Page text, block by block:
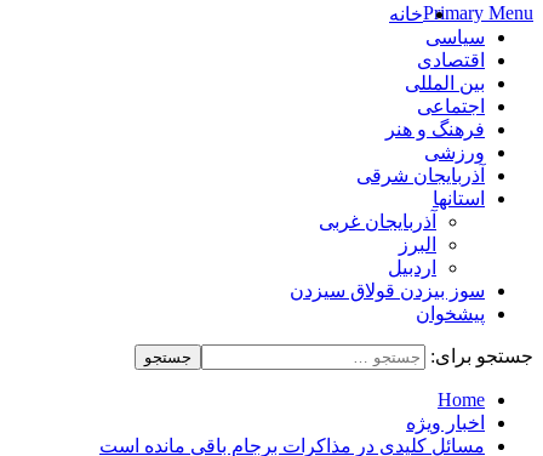
Primary Menuخانه
سیاسی
اقتصادی
بین المللی
اجتماعی
فرهنگ و هنر
ورزشی
آذربایجان شرقی
استانها
آذربایجان غربی
البرز
اردبیل
سوز بیزدن قولاق سیزدن
پیشخوان
جستجو برای:
Home
اخبار ویژه
مسائل کلیدی در مذاکرات برجام باقی مانده است